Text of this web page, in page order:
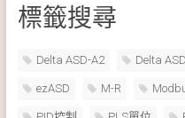
標籤搜尋
Delta ASD-A2 Delta
ezASD M-R